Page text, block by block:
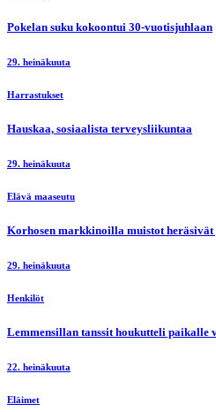
Pokelan suku kokoontui 30-vuotisjuhlaan
29. heinäkuuta
Harrastukset
Hauskaa, sosiaalista terveysliikuntaa
29. heinäkuuta
Elävä maaseutu
Korhosen markkinoilla muistot
29. heinäkuuta
Henkilöt
Lemmensillan tanssit houkutteli paikalle
22. heinäkuuta
Eläimet